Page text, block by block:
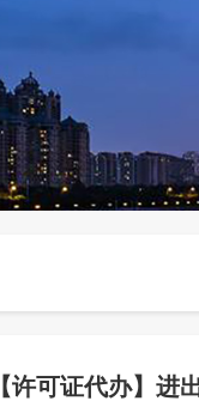
【许可证代办】进